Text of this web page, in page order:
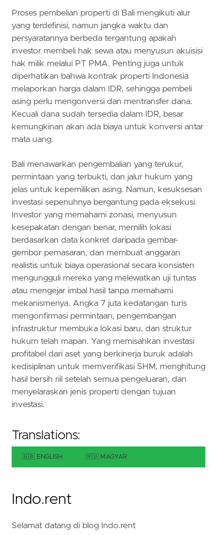
Proses pembelian properti di Bali mengikuti alur
yang terdefinisi, namun jangka waktu dan
persyaratannya berbeda tergantung apakah
investor membeli hak sewa atau menyusun akuisisi
hak milik melalui PT PMA. Penting juga untuk
diperhatikan bahwa kontrak properti Indonesia
melaporkan harga dalam IDR, sehingga pembeli
asing perlu mengonversi dan mentransfer dana.
Kecuali dana sudah tersedia dalam IDR, besar
kemungkinan akan ada biaya untuk konversi antar
mata uang.
Bali menawarkan pengembalian yang terukur,
permintaan yang terbukti, dan jalur hukum yang
jelas untuk kepemilikan asing. Namun, kesuksesan
investasi sepenuhnya bergantung pada eksekusi.
Investor yang memahami zonasi, menyusun
kesepakatan dengan benar, memilih lokasi
berdasarkan data konkret daripada gembar-
gembor pemasaran, dan membuat anggaran
realistis untuk biaya operasional secara konsisten
mengungguli mereka yang melewatkan uji tuntas
atau mengejar imbal hasil tanpa memahami
mekanismenya. Angka 7 juta kedatangan turis
mengonfirmasi permintaan, pengembangan
infrastruktur membuka lokasi baru, dan struktur
hukum telah mapan. Yang memisahkan investasi
profitabel dari aset yang berkinerja buruk adalah
kedisiplinan untuk memverifikasi SHM, menghitung
hasil bersih riil setelah semua pengeluaran, dan
menyelaraskan jenis properti dengan tujuan
investasi.
Translations:
🇬🇧 ENGLISH 🇭🇺 MAGYAR
Indo.rent
Selamat datang di blog Indo.rent